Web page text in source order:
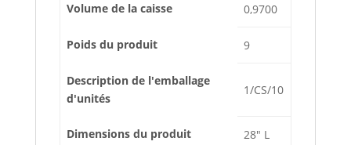
Volume de la caisse 0,9700
Poids du produit 9
Description de l'emballage
d'unités
1/CS/10
Dimensions du produit 28" L